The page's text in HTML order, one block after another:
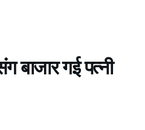
गई पत्नी